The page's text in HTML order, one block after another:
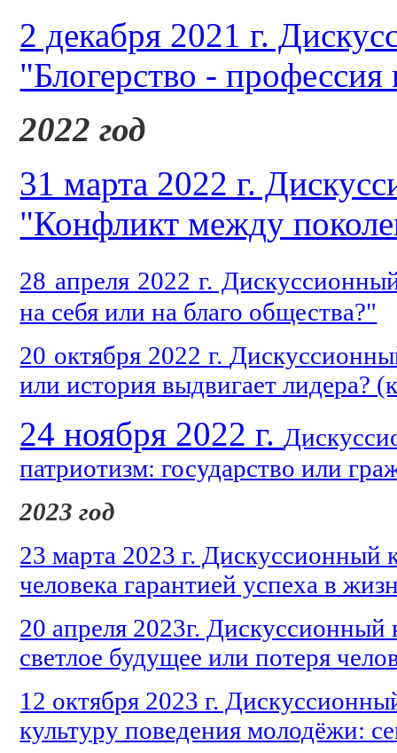
2 декабря 2021 г.
"Блогерство -
2022 год
31 марта 2022 г.
"Конфликт между
28 апреля 2022 г.
на себя или на благо общества?"
20 октября 2022 г.
или история выдвигает лидера?
24 ноября 2022 г.
патриотизм: государство или
2023 год
23 марта 2023 г. Дискуссионный
человека гарантией успеха в
20 апреля 2023г. Дискуссионный
светлое будущее или потеря
12 октября 2023 г.
культуру поведения молодёжи: